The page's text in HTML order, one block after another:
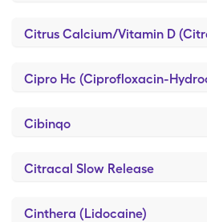
Cipro Hc (Ciprofloxacin-
Cibinqo
Citracal Slow Release
Cinthera (Lidocaine)